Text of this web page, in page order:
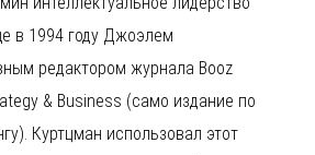
в 1994 году Джоэлем
редактором журнала Booz
& Business (само издание по
Куртцман использовал этот